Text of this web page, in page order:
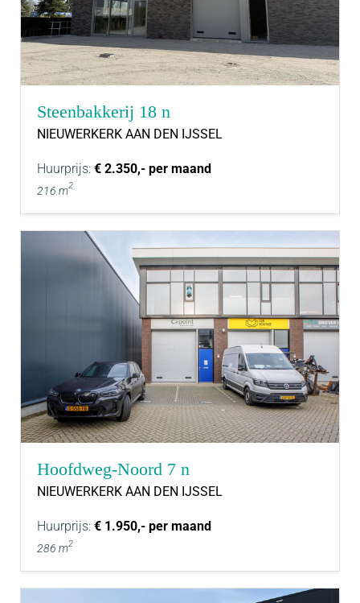
Steenbakkerij 18 n
NIEUWERKERK AAN DEN IJSSEL
Huurprijs: € 2.350,- per maand
216 m2
Hoofdweg-Noord 7 n
NIEUWERKERK AAN DEN IJSSEL
Huurprijs: € 1.950,- per maand
286 m2